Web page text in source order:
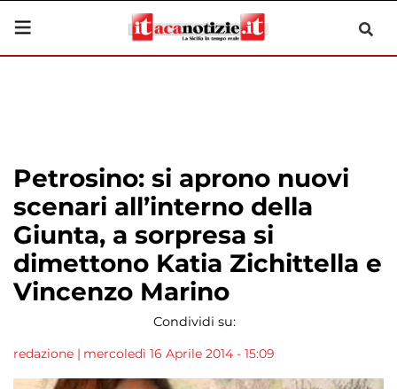
Petrosino: si aprono nuovi
scenari all’interno della
Giunta, a sorpresa si
dimettono Katia Zichittella e
Vincenzo Marino
Condividi su:
redazione | mercoledì 16 Aprile 2014 - 15:09